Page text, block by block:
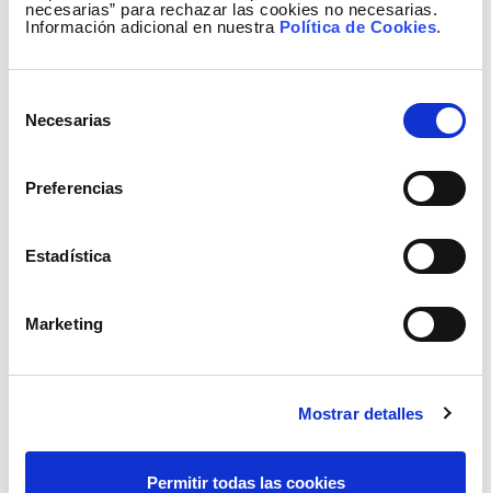
necesarias” para rechazar las cookies no necesarias.
Información adicional en nuestra Política de Cookies.
Necesarias
Preferencias
Estadística
Marketing
Mostrar detalles
Permitir todas las cookies